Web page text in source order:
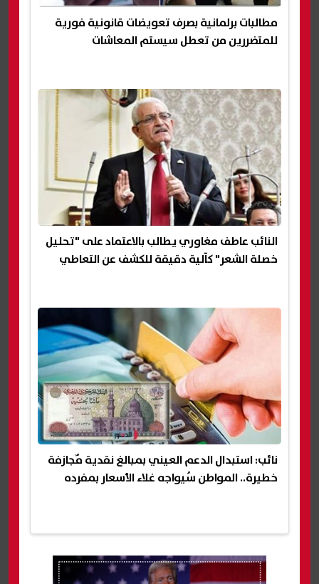
مطالبات برلمانية بصرف تعويضات قانونية فورية
للمتضررين من تعطل سيستم المعاشات
النائب عاطف مغاوري يطالب بالاعتماد على "تحليل
خصلة الشعر" كآلية دقيقة للكشف عن التعاطي
نائب: استبدال الدعم العيني بمبالغ نقدية مٌجازفة
خطيرة.. المواطن سُيواجه غلاء الأسعار بمفرده